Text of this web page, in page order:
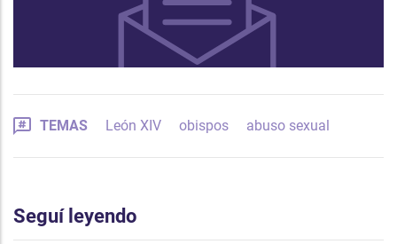
TEMAS León XIV obispos abuso sexual
Seguí leyendo